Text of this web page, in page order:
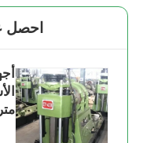
احصل
متر